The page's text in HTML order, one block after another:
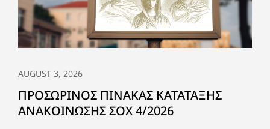
AUGUST 3, 2026
ΠΡΟΣΩΡΙΝΟΣ ΠΙΝΑΚΑΣ ΚΑΤΑΤΑΞΗΣ
ΑΝΑΚΟΙΝΩΣΗΣ ΣΟΧ 4/2026